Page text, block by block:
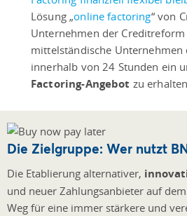
Lösung „online factoring“ von
Unternehmen der
mittelständische
innerhalb von 24 Stunden ein
Factoring-Angebot zu erhalten.
Die Zielgruppe: Wer nutzt
Die Etablierung alternativer,
und neuer Zahlungsanbieter auf
Weg für eine immer stärkere und